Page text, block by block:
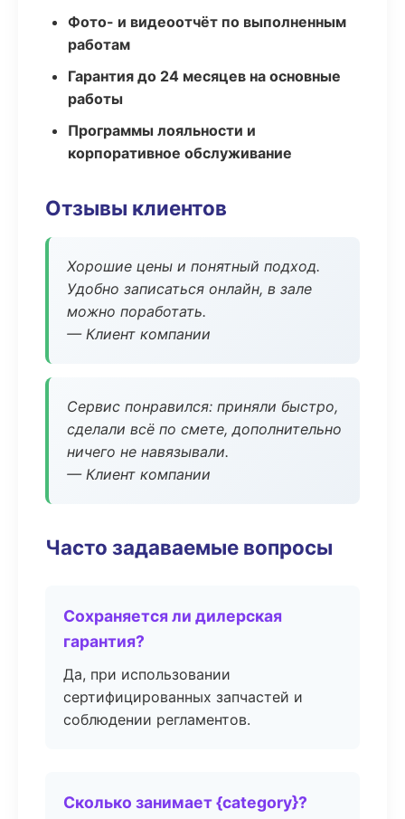
Фото- и видеоотчёт по выполненным
работам
Гарантия до 24 месяцев на основные
работы
Программы лояльности и
корпоративное обслуживание
Отзывы клиентов
Хорошие цены и понятный подход.
Удобно записаться онлайн, в зале
можно поработать.
— Клиент компании
Сервис понравился: приняли быстро,
сделали всё по смете, дополнительно
ничего не навязывали.
— Клиент компании
Часто задаваемые вопросы
Сохраняется ли дилерская
гарантия?
Да, при использовании
сертифицированных запчастей и
соблюдении регламентов.
Сколько занимает {category}?